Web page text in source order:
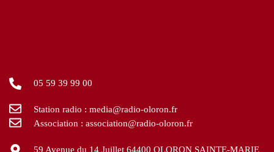
05 59 39 99 00
Station radio : media@radio-oloron.fr
Association : association@radio-oloron.fr
59 Avenue du 14 Juillet 64400 OLORON SAINTE-MARIE